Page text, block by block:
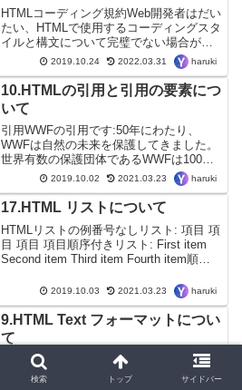
HTMLコーディング規約Web開発者はだい
たい、HTMLで使用するコーディングスタ
イルと構文について完璧でない場合が多
いです。2000年から2010年の間に、多く
のWeb開発者がHTMLからXHTMLに変換
しました。XHTMLでは、デベロッ...
2019.10.24 2022.03.31 haruki
10.HTMLの引用と引用の要素につ
いて
引用WWFの引用です:50年にわたり、
WWFは自然の未来を保護してきました。
世界有数の保護団体であるWWFは100か
国で活動しており、米国では120万人、世
界では500万人近くの会員が支援していま
す。短い引用のHTML <q>HTML <...
2019.10.02 2021.03.23 haruki
17.HTML リストについて
HTMLリストの例番号なしリスト: 項目 項
目 項目 項目順序付きリスト: First item
Second item Third item Fourth item順不
タグで始まります。各リスト...
2019.10.03 2021.03.23 haruki
9.HTML Text フォーマットについ
て
Text フォーマットこれは太字これは斜体
これは サブスクリプト と スーパスクリ
検索 トップ サイドバー